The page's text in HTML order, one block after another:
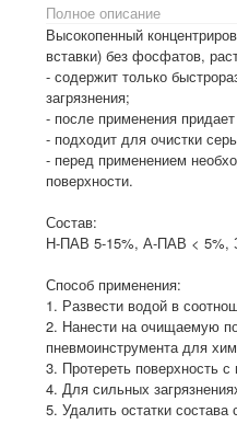
Полное описание
Высокопенный
вставки) без фосфатов,
- содержит только
загрязнения;
- после применения придает
- подходит для очистки
- перед применением
поверхности.
Состав:
Н-ПАВ 5-15%, А-ПАВ < 5%,
Способ применения:
1. Развести водой в
2. Нанести на очищаемую
пневмоинструмента для
3. Протереть поверхность
4. Для сильных
5. Удалить остатки